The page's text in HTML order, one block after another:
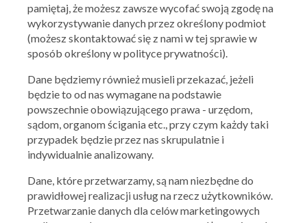
Ważna: 22.07.2026 - 28.07.2026
pamiętaj, że możesz zawsze wycofać swoją zgodę na
wykorzystywanie danych przez określony podmiot
(możesz skontaktować się z nami w tej sprawie w
sposób określony w polityce prywatności).
Dane będziemy również musieli przekazać, jeżeli
będzie to od nas wymagane na podstawie
powszechnie obowiązującego prawa - urzędom,
sądom, organom ścigania etc., przy czym każdy taki
przypadek będzie przez nas skrupulatnie i
indywidualnie analizowany.
Dane, które przetwarzamy, są nam niezbędne do
prawidłowej realizacji usług na rzecz użytkowników.
Przetwarzanie danych dla celów marketingowych